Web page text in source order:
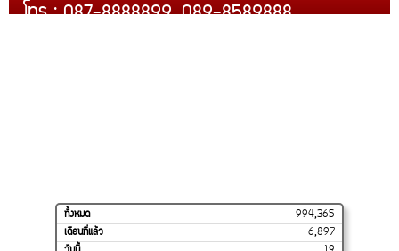
โทร : 087-8888899, 089-8589888
ทั้งหมด
994,365
เดือนที่แล้ว
6,897